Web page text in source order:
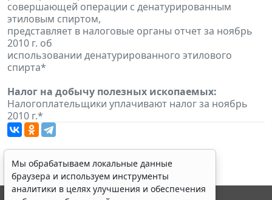
совершающей операции с денатурированным
этиловым спиртом,
представляет в налоговые органы отчет за ноябрь
2010 г. об
использовании денатурированного этилового
спирта*
Налог на добычу полезных ископаемых:
Налогоплательщики уплачивают налог за ноябрь
2010 г.*
Мы обрабатываем локальные данные
браузера и используем инструменты
аналитики в целях улучшения и обеспечения